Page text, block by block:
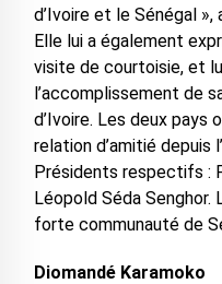
d’Ivoire et le Sénégal »,
Elle lui a également
visite de courtoisie, et
l’accomplissement de
d’Ivoire. Les deux pays
relation d’amitié depuis
Présidents respectifs :
Léopold Séda Senghor.
forte communauté de
Diomandé Karamoko